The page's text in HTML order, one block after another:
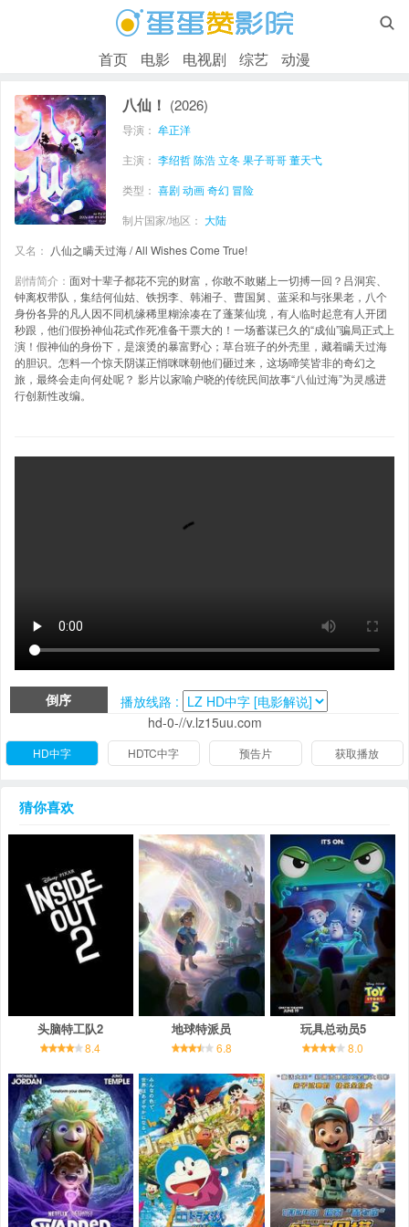

首页 电影 电视剧 综艺 动漫
八仙！ (2026)
导演： 牟正洋
主演： 李绍哲陈浩立冬果子哥哥董天弋
类型： 喜剧动画奇幻 冒险
制片国家/地区： 大陆
又名： 八仙之瞒天过海 / All Wishes Come True!
剧情简介： 面对十辈子都花不完的财富，你敢不敢赌上一切搏一回？吕洞宾、
钟离权带队，集结何仙姑、铁拐李、韩湘子、曹国舅、蓝采和与张果老，八个
身份各异的凡人因不同机缘稀里糊涂凑在了蓬莱仙境，有人临时起意有人开团
秒跟，他们假扮神仙花式作死准备干票大的！一场蓄谋已久的“成仙”骗局正式上
演！假神仙的身份下，是滚烫的暴富野心；草台班子的外壳里，藏着瞒天过海
的胆识。怎料一个惊天阴谋正悄咪咪朝他们砸过来，这场啼笑皆非的奇幻之
旅，最终会走向何处呢？ 影片以家喻户晓的传统民间故事“八仙过海”为灵感进
行创新性改编。
倒序
播放线路 :
hd-0-//v.lz15uu.com
HD中字 HDTC中字 预告片 获取播放
猜你喜欢
头脑特工队2
8.4
地球特派员
6.8
玩具总动员5
8.0